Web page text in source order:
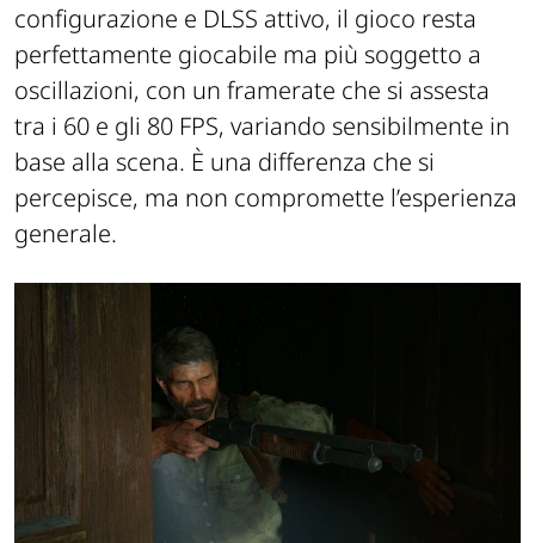
configurazione e DLSS attivo, il gioco resta
perfettamente giocabile ma più soggetto a
oscillazioni, con un framerate che si assesta
tra i 60 e gli 80 FPS, variando sensibilmente in
base alla scena. È una differenza che si
percepisce, ma non compromette l’esperienza
generale.